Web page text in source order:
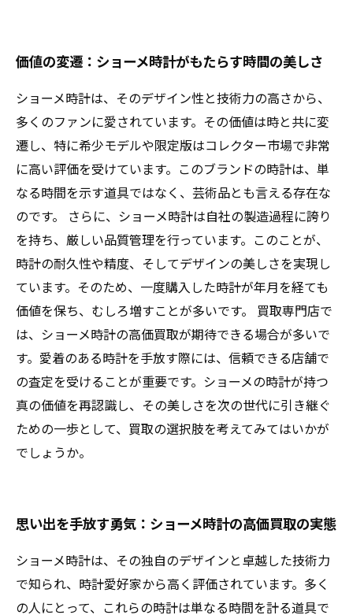
価値の変遷：ショーメ時計がもたらす時間の美しさ
ショーメ時計は、そのデザイン性と技術力の高さから、
多くのファンに愛されています。その価値は時と共に変
遷し、特に希少モデルや限定版はコレクター市場で非常
に高い評価を受けています。このブランドの時計は、単
なる時間を示す道具ではなく、芸術品とも言える存在な
のです。 さらに、ショーメ時計は自社の製造過程に誇り
を持ち、厳しい品質管理を行っています。このことが、
時計の耐久性や精度、そしてデザインの美しさを実現し
ています。そのため、一度購入した時計が年月を経ても
価値を保ち、むしろ増すことが多いです。 買取専門店で
は、ショーメ時計の高価買取が期待できる場合が多いで
す。愛着のある時計を手放す際には、信頼できる店舗で
の査定を受けることが重要です。ショーメの時計が持つ
真の価値を再認識し、その美しさを次の世代に引き継ぐ
ための一歩として、買取の選択肢を考えてみてはいかが
でしょうか。
思い出を手放す勇気：ショーメ時計の高価買取の実態
ショーメ時計は、その独自のデザインと卓越した技術力
で知られ、時計愛好家から高く評価されています。多く
の人にとって、これらの時計は単なる時間を計る道具で